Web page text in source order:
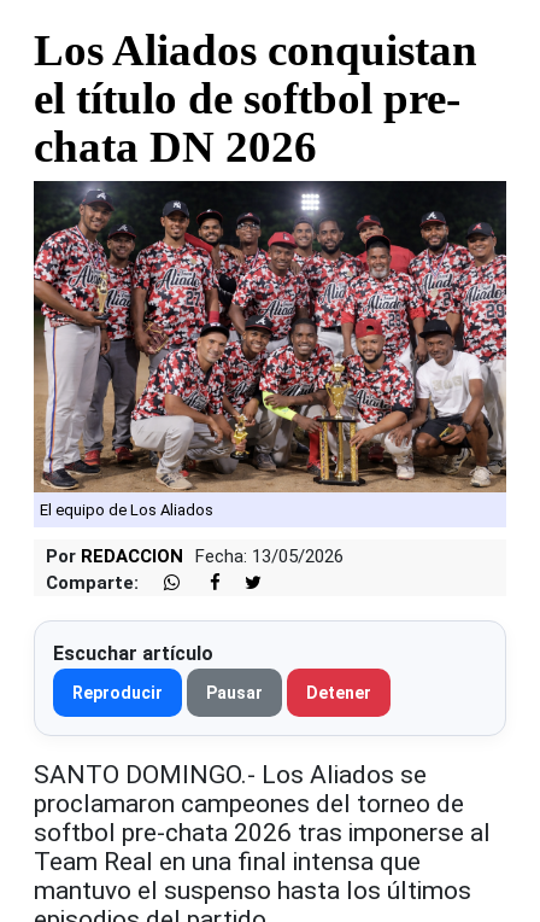
Los Aliados conquistan
el título de softbol pre-
chata DN 2026
El equipo de Los Aliados
Por REDACCION
Fecha: 13/05/2026
Comparte:
Escuchar artículo
Reproducir Pausar Detener
SANTO DOMINGO.- Los Aliados se
proclamaron campeones del torneo de
softbol pre-chata 2026 tras imponerse al
Team Real en una final intensa que
mantuvo el suspenso hasta los últimos